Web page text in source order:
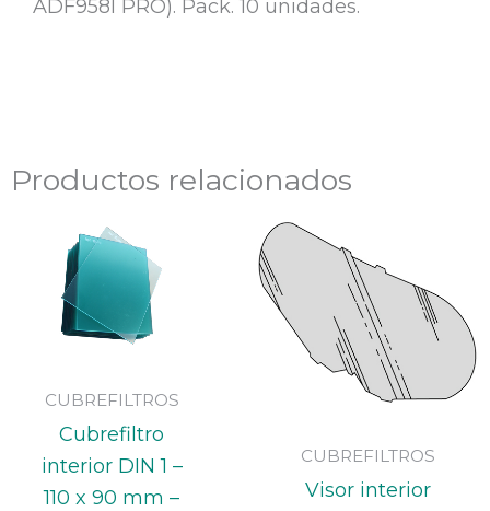
ADF958I PRO). Pack. 10 unidades.
Productos relacionados
CUBREFILTROS
Cubrefiltro
interior DIN 1 –
110 x 90 mm –
CUBREFILTROS
Visor interior